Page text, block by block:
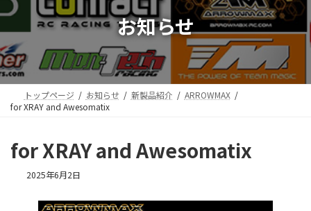
お知らせ
トップページ お知らせ 新製品紹介
ARROWMAX
for XRAY and Awesomatix
for XRAY and Awesomatix
2025年6月2日